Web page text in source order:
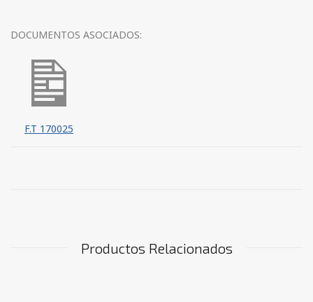
DOCUMENTOS ASOCIADOS:
F.T 170025
Productos Relacionados